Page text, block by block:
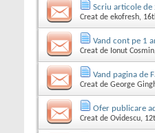
Scriu articole de
Creat de ekofresh,
Vand cont pe 1
Creat de Ionut Cosmin
Vand pagina de
Creat de George
Ofer publicare
Creat de Ovidescu,